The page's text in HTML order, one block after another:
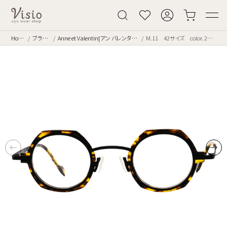
Home ブランド Anne et Valentin[アン バレンタイン] M.11 42サイズ color. 21A24